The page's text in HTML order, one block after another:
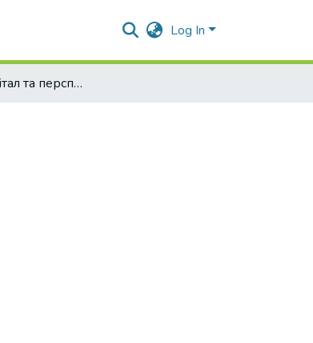
Log In
Власний капітал та перспективи управління ним